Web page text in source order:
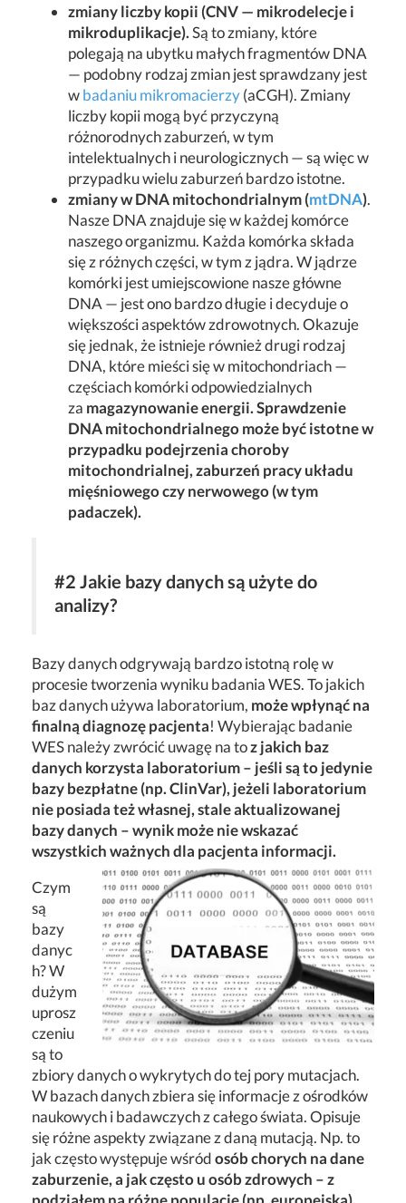
zmiany liczby kopii (CNV — mikrodelecje i
mikroduplikacje).Są to zmiany, które
polegają na ubytku małych fragmentów DNA
— podobny rodzaj zmian jest sprawdzany jest
wbadaniu mikromacierzy(aCGH). Zmiany
liczby kopii mogą być przyczyną
różnorodnych zaburzeń, w tym
intelektualnych i neurologicznych — są więc w
przypadku wielu zaburzeń bardzo istotne.
zmiany w DNA mitochondrialnym (mtDNA).
Nasze DNA znajduje się w każdej komórce
naszego organizmu. Każda komórka składa
się z różnych części, w tym z jądra. W jądrze
komórki jest umiejscowione nasze główne
DNA — jest ono bardzo długie i decyduje o
większości aspektów zdrowotnych. Okazuje
się jednak, że istnieje również drugi rodzaj
DNA, które mieści się w mitochondriach —
częściach komórki odpowiedzialnych
za magazynowanie energii. Sprawdzenie
DNA mitochondrialnego może być istotne w
przypadku podejrzenia choroby
mitochondrialnej, zaburzeń pracy układu
mięśniowego czy nerwowego (w tym
padaczek).
#2 Jakie bazy danych są użyte do
analizy?
Bazy danych odgrywają bardzo istotną rolę w
procesie tworzenia wyniku badania WES.To jakich
baz danych używa laboratorium, może wpłynąć na
finalną diagnozę pacjenta! Wybierając badanie
WES należy zwrócić uwagę na toz jakich baz
danych korzysta laboratorium – jeśli są to jedynie
bazy bezpłatne (np. ClinVar), jeżeli laboratorium
nie posiada też własnej, stale aktualizowanej
bazy danych – wynik może nie wskazać
wszystkichważnych dla pacjenta informacji.
Czym
są
bazy
danyc
h? W
dużym
uprosz
czeniu
są to
zbiory danych o wykrytych do tej pory mutacjach.
W bazach danych zbiera się informacje z ośrodków
naukowych i badawczych z całego świata. Opisuje
się różne aspekty związane z daną mutacją. Np. to
jak często występuje wśródosób chorych na dane
zaburzenie, a jak często u osób zdrowych – z